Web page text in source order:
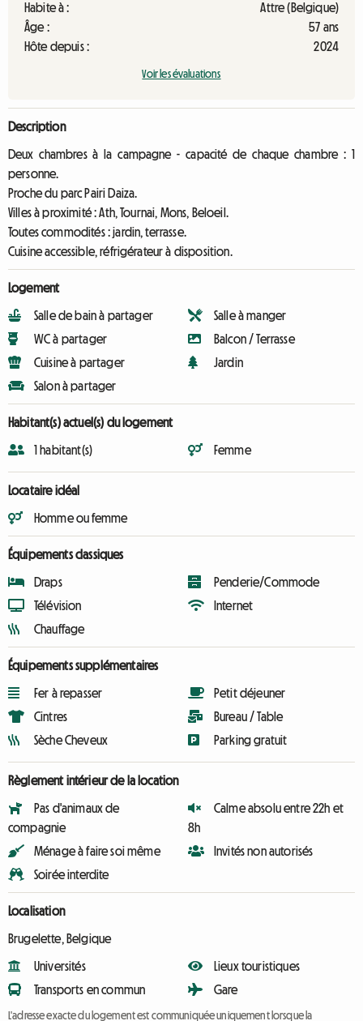
Habite à :
Attre (Belgique)
Âge :
57 ans
Hôte depuis :
2024
Voir les évaluations
Description
Deux chambres à la campagne - capacité de chaque chambre : 1
personne.
Proche du parc Pairi Daiza.
Villes à proximité : Ath, Tournai, Mons, Beloeil.
Toutes commodités : jardin, terrasse.
Cuisine accessible, réfrigérateur à disposition.
Logement
Salle de bain à partager
WC à partager
Cuisine à partager
Salon à partager
Salle à manger
Balcon / Terrasse
Jardin
Habitant(s) actuel(s) du logement
1 habitant(s) Femme
Locataire idéal
Homme ou femme
Équipements classiques
Draps
Télévision
Chauffage
Penderie/Commode
Internet
Équipements supplémentaires
Fer à repasser
Cintres
Sèche Cheveux
Petit déjeuner
Bureau / Table
Parking gratuit
Règlement intérieur de la location
Pas d'animaux de
compagnie
Ménage à faire soi même
Soirée interdite
Calme absolu entre 22h et
8h
Invités non autorisés
Localisation
Brugelette, Belgique
Universités
Transports en commun
Lieux touristiques
Gare
L'adresse exacte du logement est communiquée uniquement lorsque la